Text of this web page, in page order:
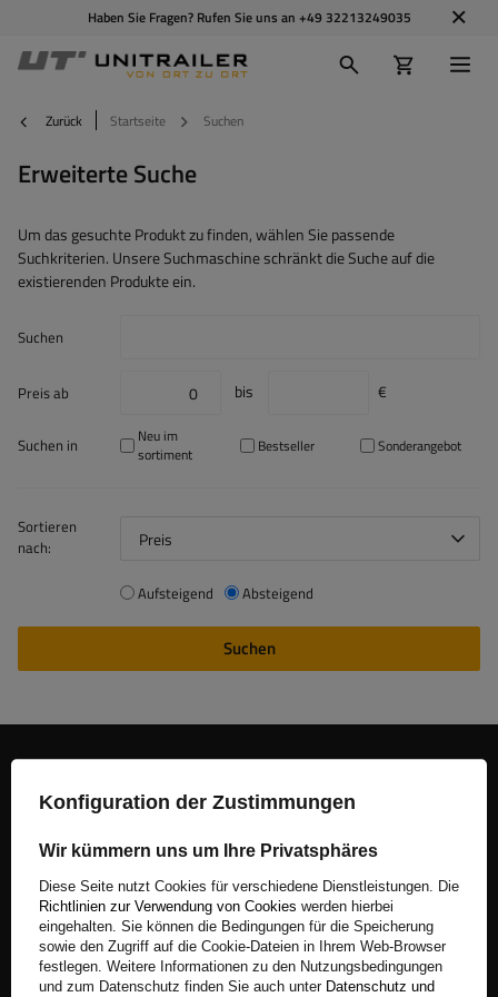
Haben Sie Fragen? Rufen Sie uns an +49 32213249035
Zurück Startseite Suchen
Erweiterte Suche
Um das gesuchte Produkt zu finden, wählen Sie passende
Suchkriterien. Unsere Suchmaschine schränkt die Suche auf die
existierenden Produkte ein.
Suchen
Preis ab bis €
Suchen in
Neu im
sortiment
Bestseller Sonderangebot
Sortieren
nach:
Preis
Aufsteigend Absteigend
Suchen
Melden Sie sich für unseren Newsletter an, um News und
Sonderangebote regelmäßig zu erhalten.
Geben Sie Ihre E-Mail-Adresse ein
Ich akzeptiere die AGB und bestätige, dass ich die Datenschutzerklärung der Website zur Kenntnis genommen habe
Konfiguration der Zustimmungen
Wir kümmern uns um Ihre Privatsphäres
Diese Seite nutzt Cookies für verschiedene Dienstleistungen. Die
Richtlinien zur Verwendung von Cookies werden hierbei
eingehalten. Sie können die Bedingungen für die Speicherung
sowie den Zugriff auf die Cookie-Dateien in Ihrem Web-Browser
festlegen. Weitere Informationen zu den Nutzungsbedingungen
und zum Datenschutz finden Sie auch unter Datenschutz und